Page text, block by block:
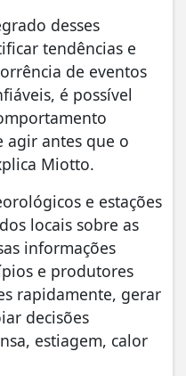
desses
tendências e
de eventos
é possível
agir antes que o
Miotto.
e estações
locais sobre as
informações
e produtores
rapidamente, gerar
decisões
estiagem, calor